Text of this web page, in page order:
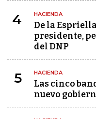
4 HACIENDA
De la
presidente,
del DNP
5 HACIENDA
Las cinco
nuevo